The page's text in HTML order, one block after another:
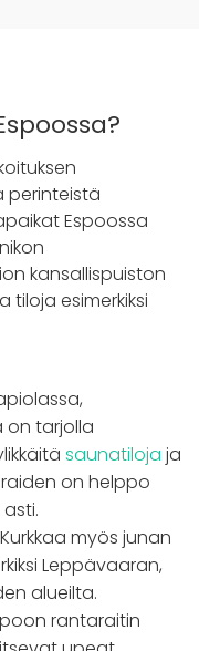
perinteistä
Espoossa
kansallispuiston
tiloja esimerkiksi
on tarjolla
saunatiloja ja
on helppo
Kurkkaa myös junan
Leppävaaran,
alueilta.
rantaraitin